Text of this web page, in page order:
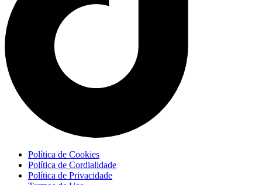
Política de Cookies
Política de Cordialidade
Política de Privacidade